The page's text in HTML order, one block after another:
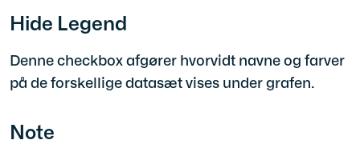
Hide Legend
Denne checkbox afgører hvorvidt navne og farver
på de forskellige datasæt vises under grafen.
Note